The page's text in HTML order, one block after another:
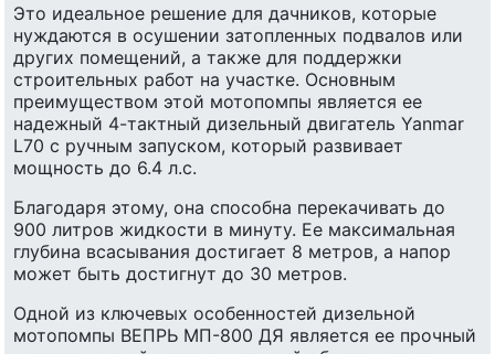
Это идеальное решение для дачников, которые
нуждаются в осушении затопленных подвалов или
других помещений, а также для поддержки
строительных работ на участке. Основным
преимуществом этой мотопомпы является ее
надежный 4-тактный дизельный двигатель Yanmar
L70 с ручным запуском, который развивает
мощность до 6.4 л.с.
Благодаря этому, она способна перекачивать до
900 литров жидкости в минуту. Ее максимальная
глубина всасывания достигает 8 метров, а напор
может быть достигнут до 30 метров.
Одной из ключевых особенностей дизельной
мотопомпы ВЕПРЬ МП-800 ДЯ является ее прочный